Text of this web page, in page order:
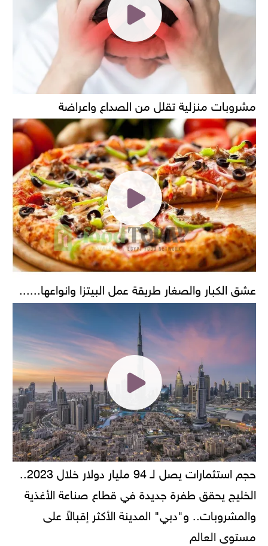
مشروبات منزلية تقلل من الصداع واعراضة
عشق الكبار والصغار طريقة عمل البيتزا وانواعها......
حجم استثمارات يصل لـ 94 مليار دولار خلال 2023..
الخليج يحقق طفرة جديدة في قطاع صناعة الأغذية
والمشروبات.. و"دبي" المدينة الأكثر إقبالاً على
مستوى العالم